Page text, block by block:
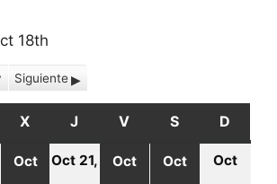
18th
Siguiente
X MIÉRCOLES
J JUEVES
V VIERNES
S SÁBADO
D
Oct
Oct 21,
Oct
Oct
Oct